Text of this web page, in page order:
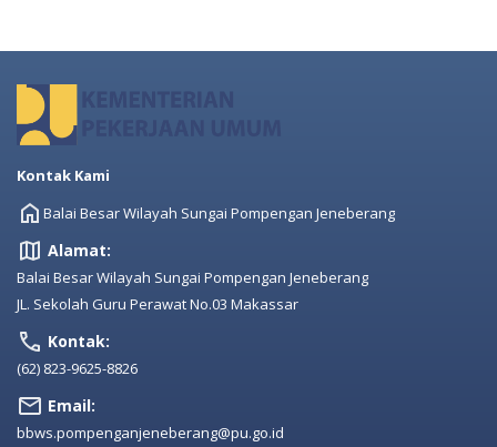
Kontak Kami
Balai Besar Wilayah Sungai Pompengan Jeneberang
Alamat:
Balai Besar Wilayah Sungai Pompengan Jeneberang
JL. Sekolah Guru Perawat No.03 Makassar
Kontak:
(62) 823-9625-8826
Email:
bbws.pompenganjeneberang@pu.go.id